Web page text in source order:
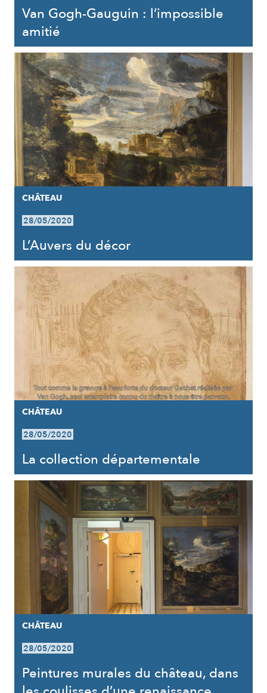
Van Gogh-Gauguin : l’impossible
amitié
CHÂTEAU
28/05/2020
L’Auvers du décor
CHÂTEAU
28/05/2020
La collection départementale
CHÂTEAU
28/05/2020
Peintures murales du château, dans